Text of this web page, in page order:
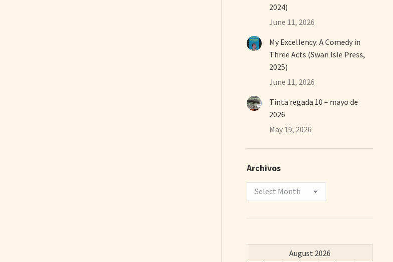
2024)
June 11, 2026
My Excellency: A Comedy in
Three Acts (Swan Isle Press,
2025)
June 11, 2026
Tinta regada 10 – mayo de
2026
May 19, 2026
Archivos
Archivos
August 2026